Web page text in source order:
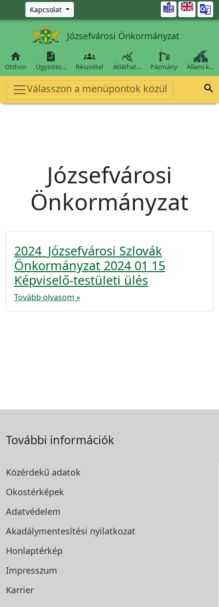
Ugrás a fő tartalomra
Kapcsolat 
Józsefvárosi Önkormányzat

Otthon

Ügyintéz…

Részvétel

Átláthat… Pázmány Állami k…
Válasszon a menüpontok közül 
Józsefvárosi
Önkormányzat
2024_Józsefvárosi Szlovák
Önkormányzat 2024 01 15
Képviselő-testületi ülés
Tovább olvasom »
További információk
Közérdekű adatok
Okostérképek
Adatvédelem
Akadálymentesítési nyilatkozat
Honlaptérkép
Impresszum
Karrier